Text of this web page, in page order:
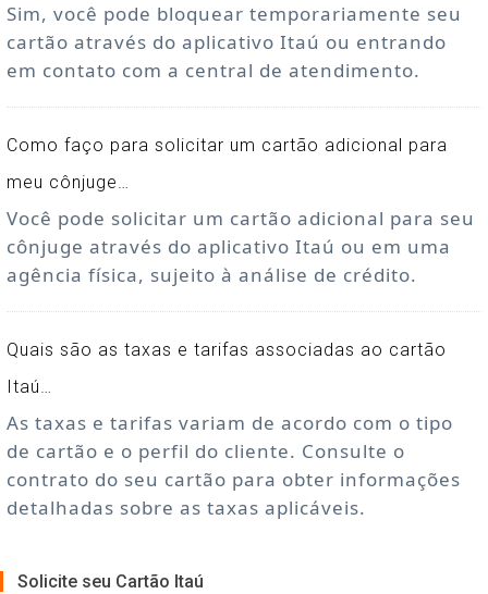
Sim, você pode bloquear temporariamente seu
cartão através do aplicativo Itaú ou entrando
em contato com a central de atendimento.
Como faço para solicitar um cartão adicional para
meu cônjuge…
Você pode solicitar um cartão adicional para seu
cônjuge através do aplicativo Itaú ou em uma
agência física, sujeito à análise de crédito.
Quais são as taxas e tarifas associadas ao cartão
Itaú…
As taxas e tarifas variam de acordo com o tipo
de cartão e o perfil do cliente. Consulte o
contrato do seu cartão para obter informações
detalhadas sobre as taxas aplicáveis.
Solicite seu Cartão Itaú